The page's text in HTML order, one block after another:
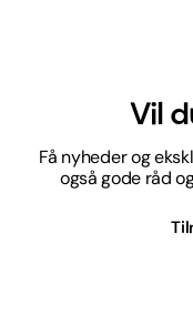
Vil
Få nyheder og
også gode råd